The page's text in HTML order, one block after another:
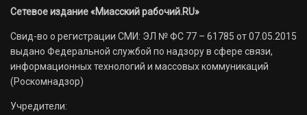
Сетевое издание «Миасский рабочий.RU»
Свид-во о регистрации СМИ: ЭЛ № ФС 77 – 61785 от 07.05.2015
выдано Федеральной службой по надзору в сфере связи,
информационных технологий и массовых коммуникаций
(Роскомнадзор)
Учредители: